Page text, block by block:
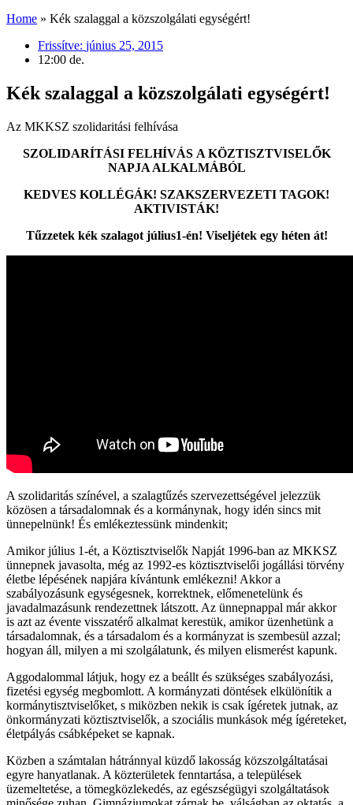
Home » Kék szalaggal a közszolgálati egységért!
Frissítve: június 25, 2015
12:00 de.
Kék szalaggal a közszolgálati egységért!
Az MKKSZ szolidaritási felhívása
SZOLIDARÍTÁSI FELHÍVÁS A KÖZTISZTVISELŐK
NAPJA ALKALMÁBÓL
KEDVES KOLLÉGÁK! SZAKSZERVEZETI TAGOK!
AKTIVISTÁK!
Tűzzetek kék szalagot július1-én! Viseljétek egy héten át!
A szolidaritás színével, a szalagtűzés szervezettségével jelezzük
közösen a társadalomnak és a kormánynak, hogy idén sincs mit
ünnepelnünk! És emlékeztessünk mindenkit;
Amikor július 1-ét, a Köztisztviselők Napját 1996-ban az MKKSZ
ünnepnek javasolta, még az 1992-es köztisztviselői jogállási törvény
életbe lépésének napjára kívántunk emlékezni! Akkor a
szabályozásunk egységesnek, korrektnek, előmenetelünk és
javadalmazásunk rendezettnek látszott. Az ünnepnappal már akkor
is azt az évente visszatérő alkalmat kerestük, amikor üzenhetünk a
társadalomnak, és a társadalom és a kormányzat is szembesül azzal;
hogyan áll, milyen a mi szolgálatunk, és milyen elismerést kapunk.
Aggodalommal látjuk, hogy ez a beállt és szükséges szabályozási,
fizetési egység megbomlott. A kormányzati döntések elkülönítik a
kormánytisztviselőket, s miközben nekik is csak ígéretek jutnak, az
önkormányzati köztisztviselők, a szociális munkások még ígéreteket,
életpályás csábképeket se kapnak.
Közben a számtalan hátránnyal küzdő lakosság közszolgáltatásai
egyre hanyatlanak. A közterületek fenntartása, a települések
üzemeltetése, a tömegközlekedés, az egészségügyi szolgáltatások